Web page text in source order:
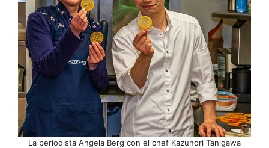
La periodista Angela Berg con el chef Kazunori Tanigawa